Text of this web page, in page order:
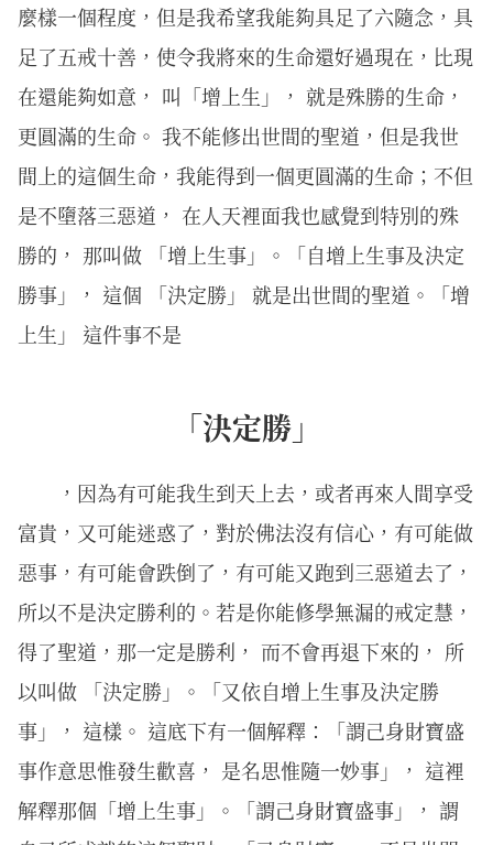
麼樣一個程度，但是我希望我能夠具足了六隨念，具
足了五戒十善，使令我將來的生命還好過現在，比現
在還能夠如意， 叫「增上生」， 就是殊勝的生命，
更圓滿的生命。 我不能修出世間的聖道，但是我世
間上的這個生命，我能得到一個更圓滿的生命；不但
是不墮落三惡道， 在人天裡面我也感覺到特別的殊
勝的， 那叫做 「增上生事」。「自增上生事及決定
勝事」， 這個 「決定勝」 就是出世間的聖道。「增
上生」 這件事不是
「決定勝」
，因為有可能我生到天上去，或者再來人間享受
富貴，又可能迷惑了，對於佛法沒有信心，有可能做
惡事，有可能會跌倒了，有可能又跑到三惡道去了，
所以不是決定勝利的。若是你能修學無漏的戒定慧，
得了聖道，那一定是勝利， 而不會再退下來的， 所
以叫做 「決定勝」。「又依自增上生事及決定勝
事」， 這樣。 這底下有一個解釋：「謂己身財寶盛
事作意思惟發生歡喜， 是名思惟隨一妙事」， 這裡
解釋那個「增上生事」。「謂己身財寶盛事」， 謂